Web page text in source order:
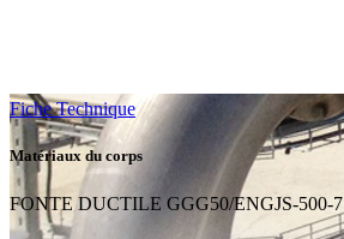
Fiche Technique
Matériaux du corps
FONTE DUCTILE GGG50/ENGJS-500-7